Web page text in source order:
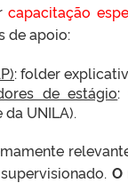
capacitação
de apoio:
: folder
de estágio:
UNILA).
O